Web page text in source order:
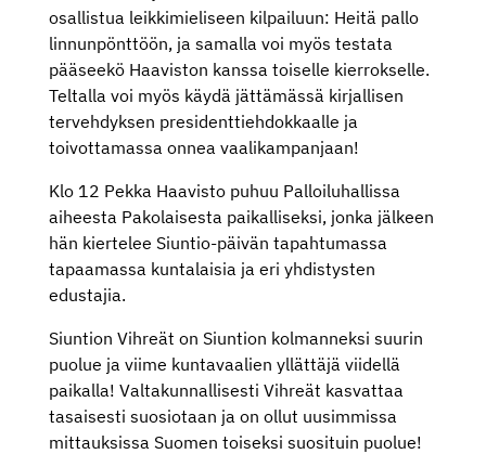
osallistua leikkimieliseen kilpailuun: Heitä pallo
linnunpönttöön, ja samalla voi myös testata
pääseekö Haaviston kanssa toiselle kierrokselle.
Teltalla voi myös käydä jättämässä kirjallisen
tervehdyksen presidenttiehdokkaalle ja
toivottamassa onnea vaalikampanjaan!
Klo 12 Pekka Haavisto puhuu Palloiluhallissa
aiheesta Pakolaisesta paikalliseksi, jonka jälkeen
hän kiertelee Siuntio-päivän tapahtumassa
tapaamassa kuntalaisia ja eri yhdistysten
edustajia.
Siuntion Vihreät on Siuntion kolmanneksi suurin
puolue ja viime kuntavaalien yllättäjä viidellä
paikalla! Valtakunnallisesti Vihreät kasvattaa
tasaisesti suosiotaan ja on ollut uusimmissa
mittauksissa Suomen toiseksi suosituin puolue!